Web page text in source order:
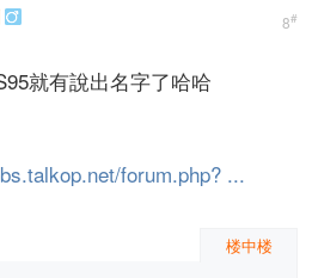
8#

就有說出名字了哈哈
forum.php? ...
楼中楼